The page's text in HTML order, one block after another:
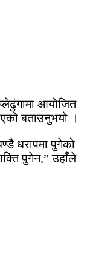
आयोजित
बताउनुभयो ।
धरापमा पुगेको
पुगेन,” उहाँले